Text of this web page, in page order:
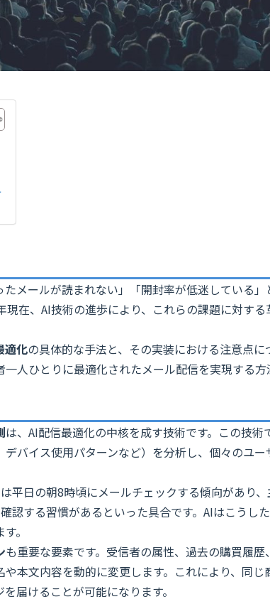
メールが読まれない」「開封率が低迷している
在、AI技術の進歩により、これらの課題に対す
適化の具体的な手法と、その実装における注意点に
人ひとりに最適化されたメール配信を実現する方
は、AI配信最適化の中核を成す技術です。この技
バイス使用パターンなど）を分析し、個々のユ
平日の朝8時頃にメールチェックする傾向があり
認する習慣があるといった具合です。AIはこうした
。
も重要な要素です。受信者の属性、過去の購買履
本文内容を動的に変更します。これにより、同じ
届けることが可能になります。